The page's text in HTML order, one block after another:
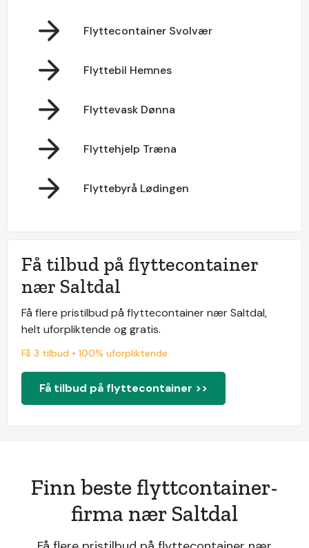
Flyttecontainer Svolvær
Flyttebil Hemnes
Flyttevask Dønna
Flyttehjelp Træna
Flyttebyrå Lødingen
Få tilbud på flyttecontainer
nær Saltdal
Få flere pristilbud på flyttecontainer nær Saltdal,
helt uforpliktende og gratis.
Få 3 tilbud • 100% uforpliktende
Få tilbud på flyttecontainer >>
Finn beste flyttcontainer-
firma nær Saltdal